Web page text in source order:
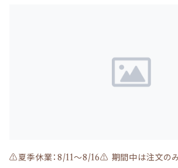
お腹、消化器
⚠️夏季休業：8/11～8/16⚠️ 期間中は注文のみ